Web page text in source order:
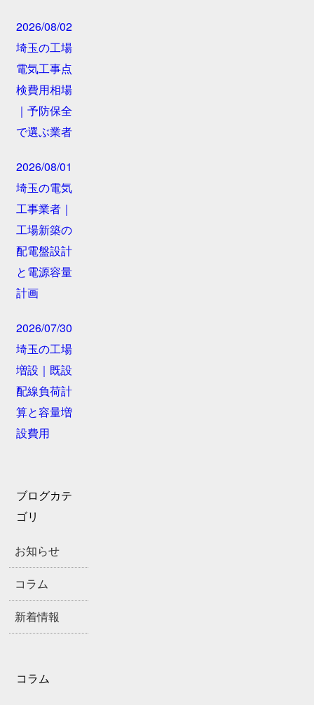
2026/08/02
埼玉の工場
電気工事点
検費用相場
｜予防保全
で選ぶ業者
2026/08/01
埼玉の電気
工事業者｜
工場新築の
配電盤設計
と電源容量
計画
2026/07/30
埼玉の工場
増設｜既設
配線負荷計
算と容量増
設費用
ブログカテ
ゴリ
お知らせ
コラム
新着情報
コラム